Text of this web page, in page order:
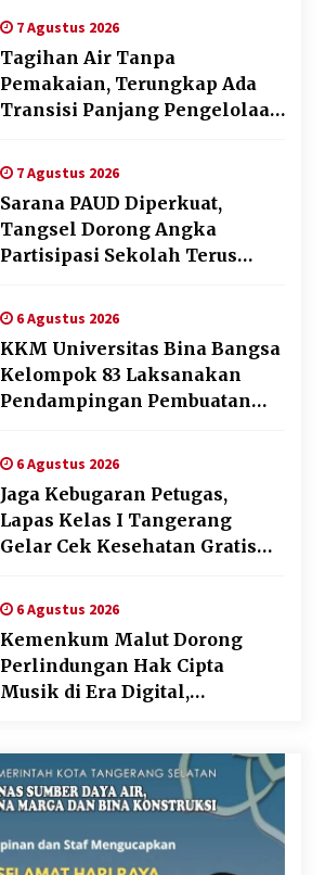
7 Agustus 2026
Tagihan Air Tanpa
Pemakaian, Terungkap Ada
Transisi Panjang Pengelolaan
Transparan
7 Agustus 2026
Sarana PAUD Diperkuat,
Tangsel Dorong Angka
Partisipasi Sekolah Terus
6 Agustus 2026
KKM Universitas Bina Bangsa
Kelompok 83 Laksanakan
Pendampingan Pembuatan
Memperkuat Pemasaran
UMKM di Desa Cempaka
6 Agustus 2026
Jaga Kebugaran Petugas,
Lapas Kelas I Tangerang
Gelar Cek Kesehatan Gratis
6 Agustus 2026
Kemenkum Malut Dorong
Perlindungan Hak Cipta
Musik di Era Digital,